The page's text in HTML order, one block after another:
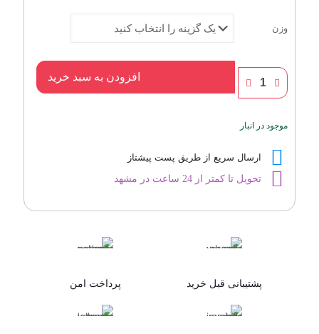
وزن
عطر
وری
گود
-گودگرل
Very
عدد
افزودن به سبد خرید
موجود در انبار
ارسال سریع از طریق پست پیشتاز
تحویل تا کمتر از 24 ساعت در مشهد
پشتیبانی قبل خرید پرداخت امن